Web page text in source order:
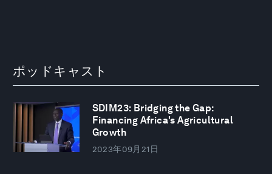
ポッドキャスト
SDIM23: Bridging the Gap:
Financing Africa's Agricultural
Growth
2023年09月21日